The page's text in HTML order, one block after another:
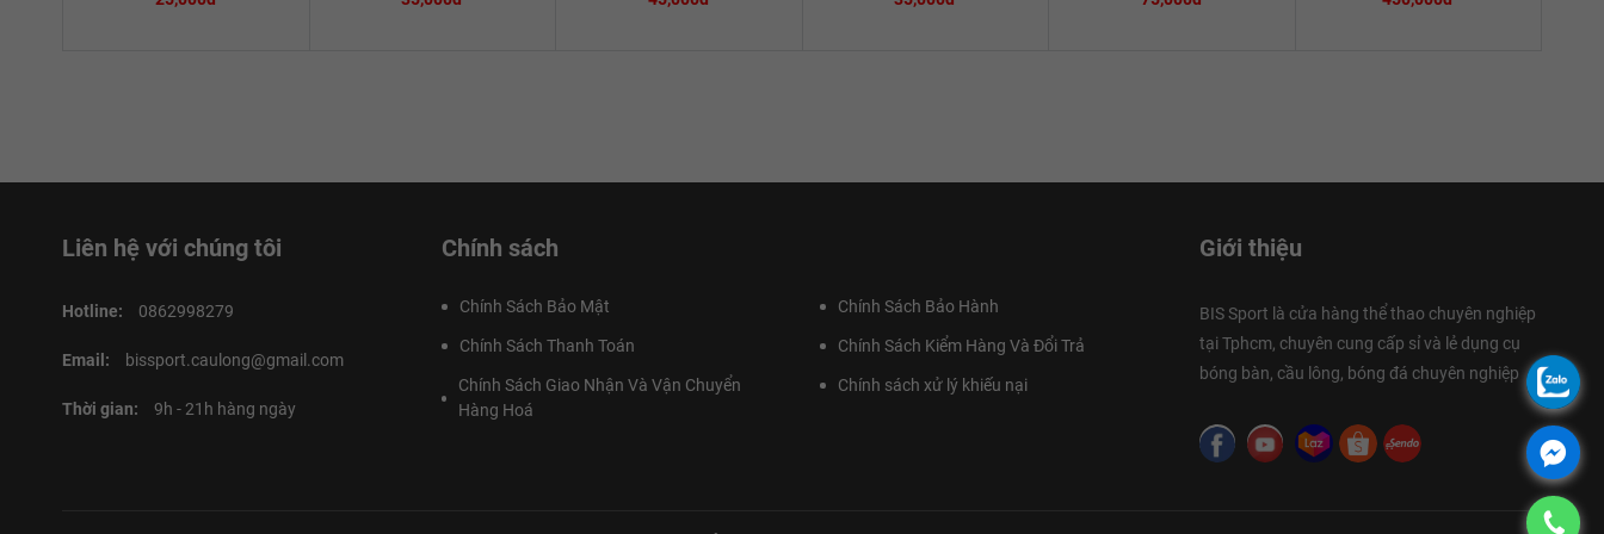
Liên hệ với chúng tôi
Hotline: 0862998279
Email: bissport.caulong@gmail.com
Thời gian: 9h - 21h hàng ngày
Chính sách
Chính Sách Bảo Mật Chính Sách Bảo Hành
Chính Sách Thanh Toán Chính Sách Kiểm Hàng Và Đổi Trả
Chính Sách Giao Nhận Và Vận Chuyển
Hàng Hoá
Chính sách xử lý khiếu nại
Giới thiệu
BIS Sport là cửa hàng thể thao chuyên nghiệp
tại Tphcm, chuyên cung cấp sỉ và lẻ dụng cụ
bóng bàn, cầu lông, bóng đá chuyên nghiệp